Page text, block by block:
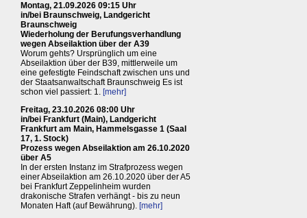
Montag, 21.09.2026 09:15 Uhr
in/bei Braunschweig, Landgericht
Braunschweig
Wiederholung der Berufungsverhandlung
wegen Abseilaktion über der A39
Worum gehts? Ursprünglich um eine
Abseilaktion über der B39, mittlerweile um
eine gefestigte Feindschaft zwischen uns und
der Staatsanwaltschaft Braunschweig Es ist
schon viel passiert: 1. [mehr]
Freitag, 23.10.2026 08:00 Uhr
in/bei Frankfurt (Main), Landgericht
Frankfurt am Main, Hammelsgasse 1 (Saal
17, 1. Stock)
Prozess wegen Abseilaktion am 26.10.2020
über A5
In der ersten Instanz im Strafprozess wegen
einer Abseilaktion am 26.10.2020 über der A5
bei Frankfurt Zeppelinheim wurden
drakonische Strafen verhängt - bis zu neun
Monaten Haft (auf Bewährung). [mehr]